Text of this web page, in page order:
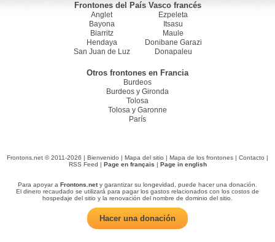
Frontones del País Vasco francés
Anglet
Bayona
Biarritz
Hendaya
San Juan de Luz
Ezpeleta
Itsasu
Maule
Donibane Garazi
Donapaleu
Otros frontones en Francia
Burdeos
Burdeos y Gironda
Tolosa
Tolosa y Garonne
París
Frontons.net © 2011-2026 | Bienvenido | Mapa del sitio | Mapa de los frontones | Contacto |
RSS Feed | Page en français | Page in english
Para apoyar a Frontons.nety garantizar su longevidad, puede hacer una donación.
El dinero recaudado se utilizará para pagar los gastos relacionados con los costos de
hospedaje del sitio y la renovación del nombre de dominio del sitio.
Hacer una donación